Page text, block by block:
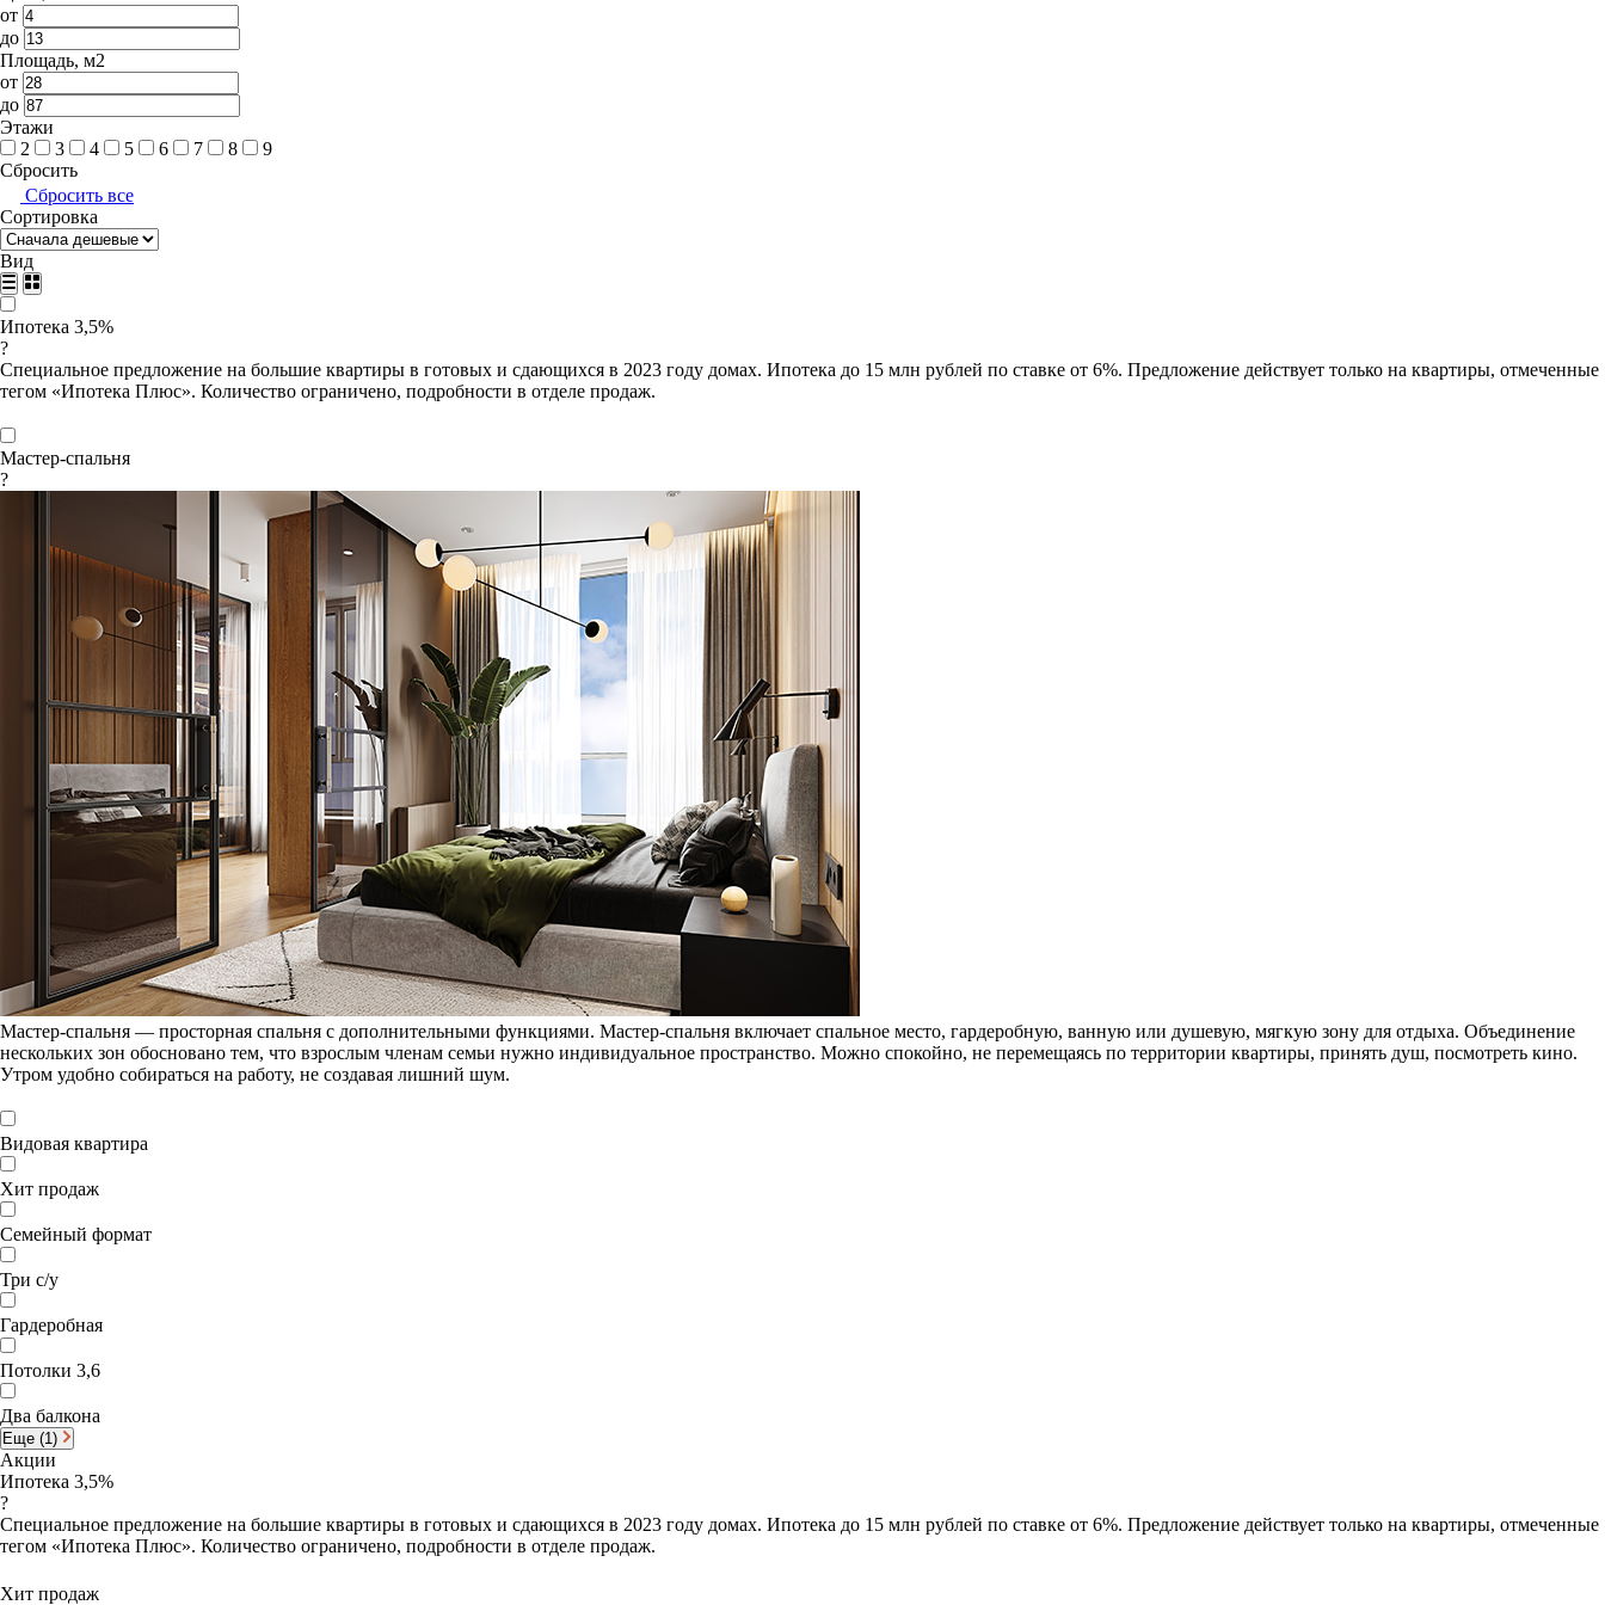
от
до
Площадь, м2
от
до
Этажи
2
3 4 5 6 7 8
9
Сбросить
Сбросить все
Сортировка
Вид
Ипотека 3,5%
?
Специальное предложение на большие квартиры в готовых и сдающихся в 2023 году домах. Ипотека до 15 млн рублей по ставке от 6%. Предложение действует только на квартиры, отмеченные
тегом «Ипотека Плюс». Количество ограничено, подробности в отделе продаж.
Мастер-спальня
?
Мастер-спальня — просторная спальня с дополнительными функциями. Мастер-спальня включает спальное место, гардеробную, ванную или душевую, мягкую зону для отдыха. Объединение
нескольких зон обосновано тем, что взрослым членам семьи нужно индивидуальное пространство. Можно спокойно, не перемещаясь по территории квартиры, принять душ, посмотреть кино.
Утром удобно собираться на работу, не создавая лишний шум.
Видовая квартира
Хит продаж
Семейный формат
Три с/у
Гардеробная
Потолки 3,6
Два балкона
Еще (1)
Акции
Ипотека 3,5%
?
Специальное предложение на большие квартиры в готовых и сдающихся в 2023 году домах. Ипотека до 15 млн рублей по ставке от 6%. Предложение действует только на квартиры, отмеченные
тегом «Ипотека Плюс». Количество ограничено, подробности в отделе продаж.
Хит продаж